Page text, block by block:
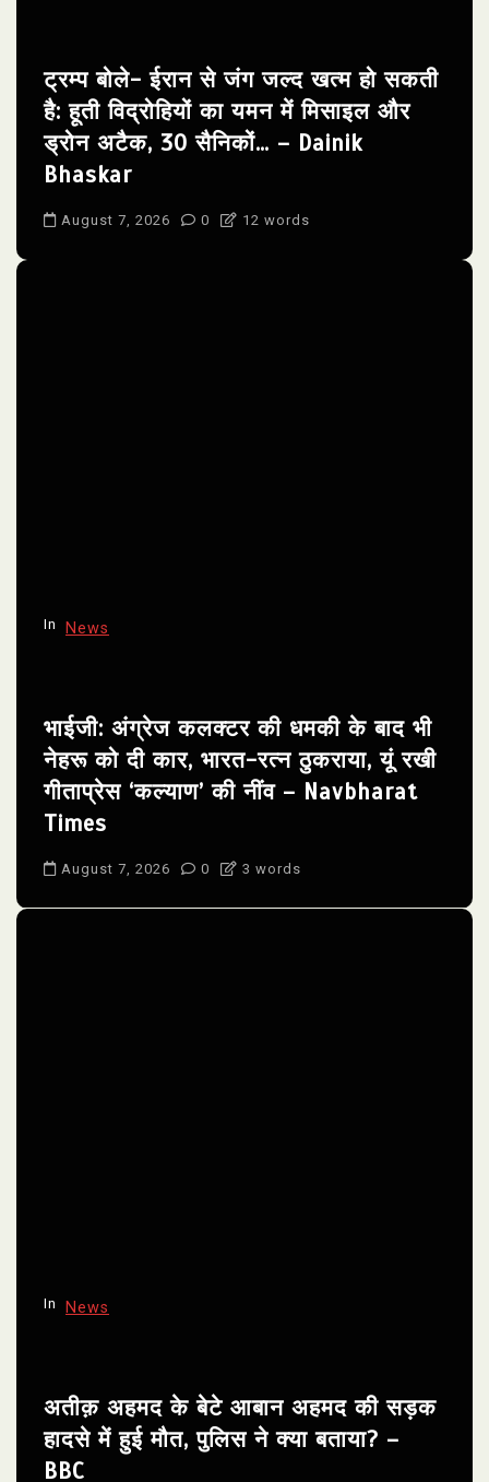
ट्रम्प बोले- ईरान से जंग जल्द खत्म हो सकती
है: हूती विद्रोहियों का यमन में मिसाइल और
ड्रोन अटैक, 30 सैनिकों… – Dainik
Bhaskar
August 7, 2026 0 12 words
In News
भाईजी: अंग्रेज कलक्टर की धमकी के बाद भी
नेहरू को दी कार, भारत-रत्न ठुकराया, यूं रखी
गीताप्रेस ‘कल्याण’ की नींव – Navbharat
Times
August 7, 2026 0 3 words
In News
अतीक़ अहमद के बेटे आबान अहमद की सड़क
हादसे में हुई मौत, पुलिस ने क्या बताया? –
BBC